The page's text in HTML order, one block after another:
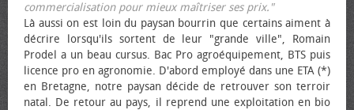
commercialisation pour mieux maîtriser ses prix."
Là aussi on est loin du paysan bourrin que certains aiment à
décrire lorsqu'ils sortent de leur "grande ville", Romain
Prodel a un beau cursus. Bac Pro agroéquipement, BTS puis
licence pro en agronomie. D'abord employé dans une ETA (*)
en Bretagne, notre paysan décide de retrouver son terroir
natal. De retour au pays, il reprend une exploitation en bio